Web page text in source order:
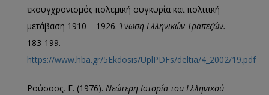
εκσυγχρονισμός πολεμική συγκυρία και πολιτική
μετάβαση 1910 – 1926. Ένωση Ελληνικών Τραπεζών.
183-199.
https://www.hba.gr/5Ekdosis/UplPDFs/deltia/4_2002/19.pdf
Ρούσσος, Γ. (1976). Νεώτερη Ιστορία του Ελληνικού